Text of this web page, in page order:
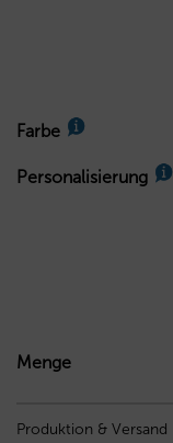
Farbe
Personalisierung
Menge
Produktion & Versand